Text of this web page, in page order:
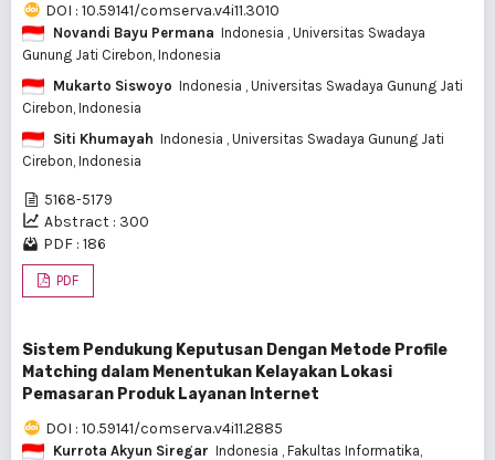
DOI : 10.59141/comserva.v4i11.3010
Novandi Bayu Permana Indonesia , Universitas Swadaya
Gunung Jati Cirebon, Indonesia
Mukarto Siswoyo Indonesia , Universitas Swadaya Gunung Jati
Cirebon, Indonesia
Siti Khumayah Indonesia , Universitas Swadaya Gunung Jati
Cirebon, Indonesia
5168-5179
Abstract : 300
PDF : 186
PDF
Sistem Pendukung Keputusan Dengan Metode Profile
Matching dalam Menentukan Kelayakan Lokasi
Pemasaran Produk Layanan Internet
DOI : 10.59141/comserva.v4i11.2885
Kurrota Akyun Siregar Indonesia , Fakultas Informatika,